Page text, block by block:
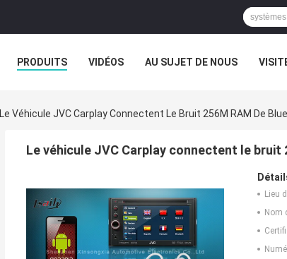
PRODUITS VIDÉOS AU SUJET DE NOUS
Le Véhicule JVC Carplay Connectent Le Bruit 256M RAM De
Le véhicule JVC Carplay connectent le
Lieu
Nom